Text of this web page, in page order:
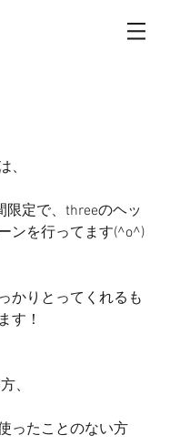
、
限定で、threeのヘッ
ンを行ってます(^o^)
かりとってくれるも
す！
、
ったことのない方